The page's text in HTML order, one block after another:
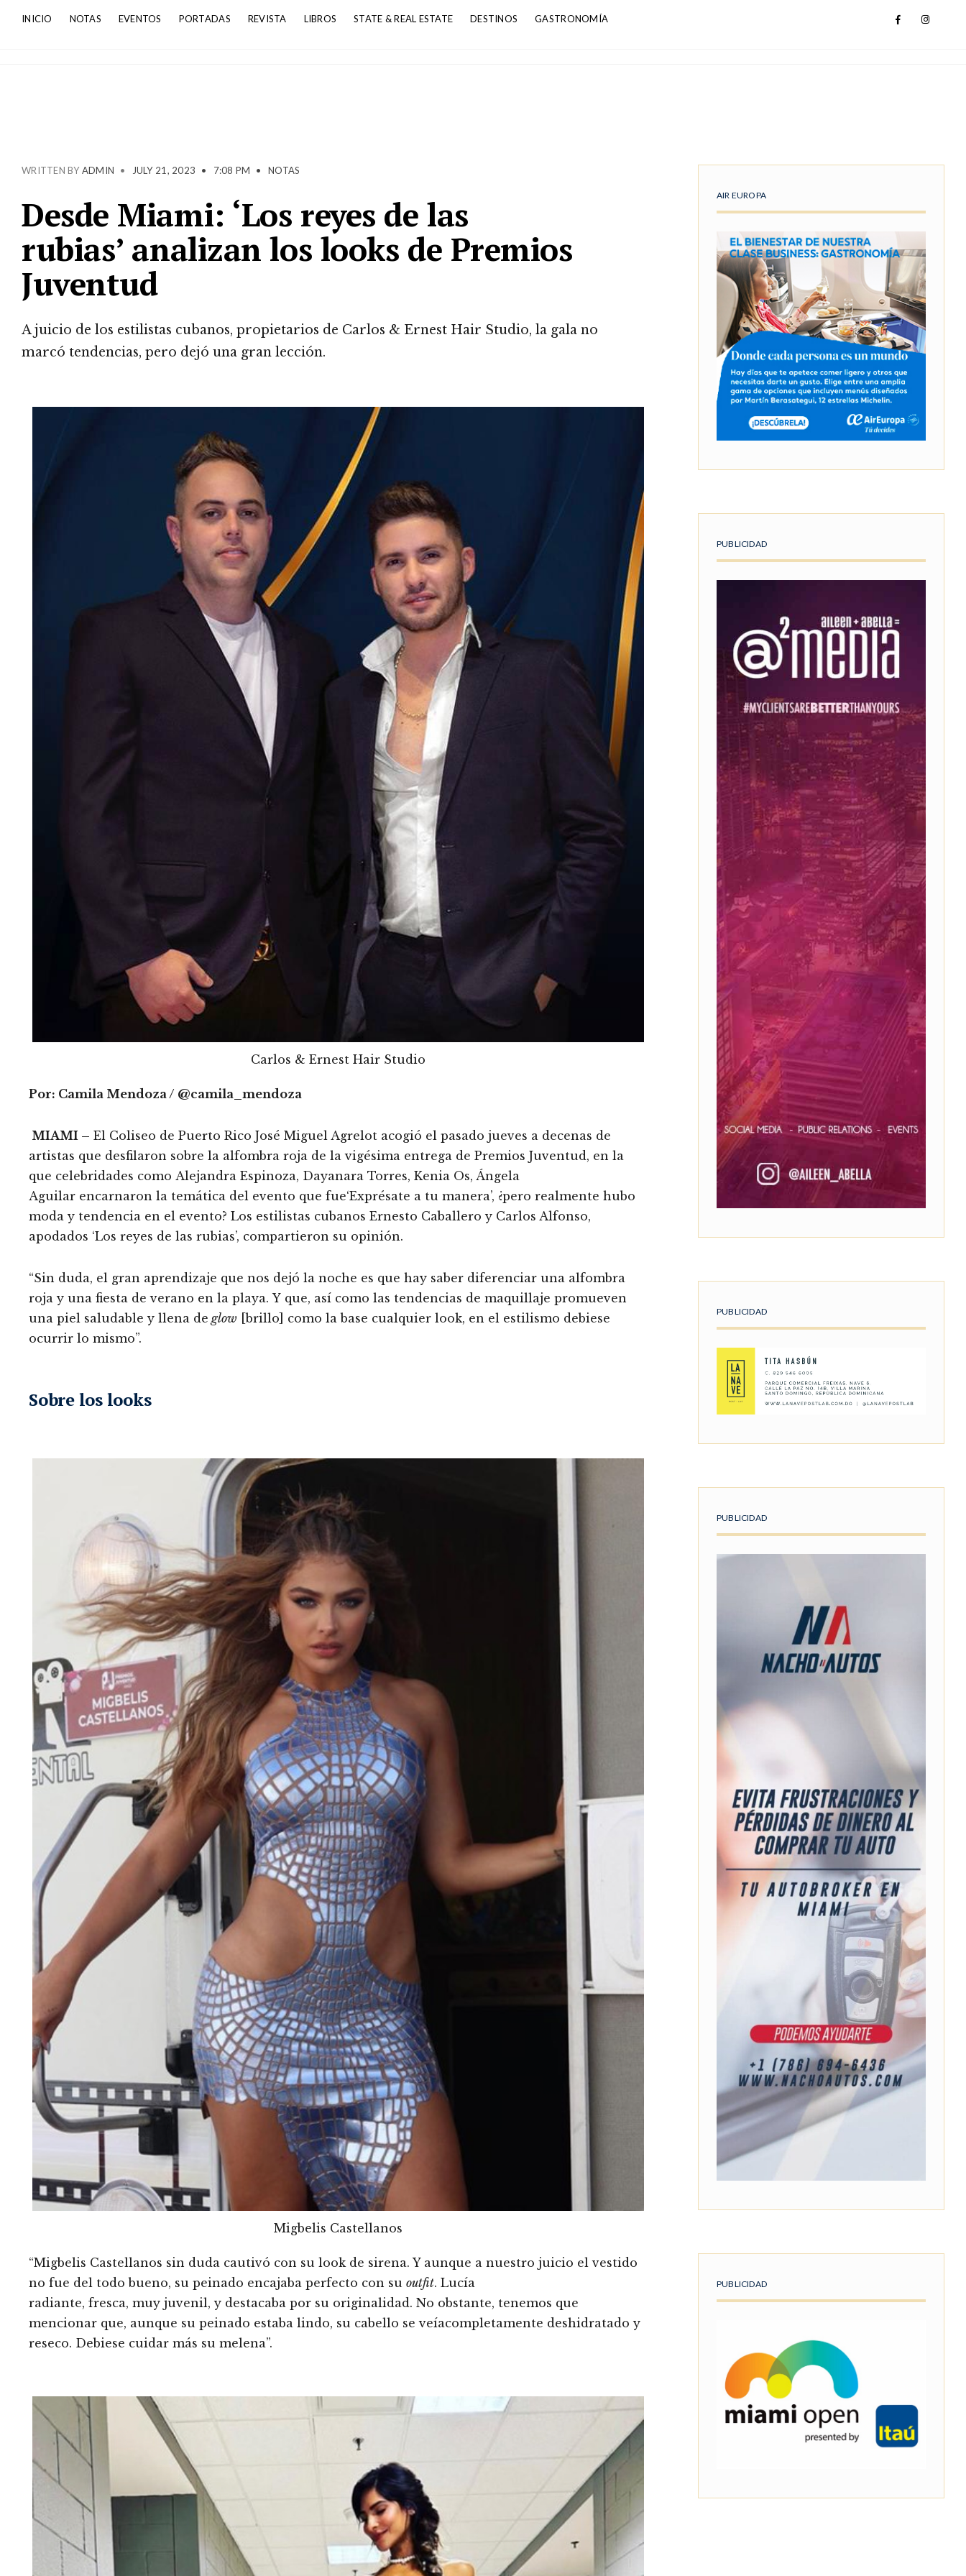
INICIO NOTAS EVENTOS PORTADAS REVISTA LIBROS STATE & REAL ESTATE DESTINOS GASTRONOMÍA
WRITTEN BY ADMIN • JULY 21, 2023 • 7:08 PM • NOTAS
Desde Miami: ‘Los reyes de las
rubias’ analizan los looks de Premios
Juventud
A juicio de los estilistas cubanos, propietarios de Carlos & Ernest Hair Studio, la gala no
marcó tendencias, pero dejó una gran lección.
Carlos & Ernest Hair Studio
Por: Camila Mendoza / @camila_mendoza
MIAMI – El Coliseo de Puerto Rico José Miguel Agrelot acogió el pasado jueves a decenas de
artistas que desfilaron sobre la alfombra roja de la vigésima entrega de Premios Juventud, en la
que celebridades como Alejandra Espinoza, Dayanara Torres, Kenia Os, Ángela
Aguilar encarnaron la temática del evento que fue‘Exprésate a tu manera’, ¿pero realmente hubo
moda y tendencia en el evento? Los estilistas cubanos Ernesto Caballero y Carlos Alfonso,
apodados ‘Los reyes de las rubias’, compartieron su opinión.
“Sin duda, el gran aprendizaje que nos dejó la noche es que hay saber diferenciar una alfombra
roja y una fiesta de verano en la playa. Y que, así como las tendencias de maquillaje promueven
una piel saludable y llena de glow [brillo] como la base cualquier look, en el estilismo debiese
ocurrir lo mismo”.
Sobre los looks
Migbelis Castellanos
“Migbelis Castellanos sin duda cautivó con su look de sirena. Y aunque a nuestro juicio el vestido
no fue del todo bueno, su peinado encajaba perfecto con su outfit. Lucía
radiante, fresca, muy juvenil, y destacaba por su originalidad. No obstante, tenemos que
mencionar que, aunque su peinado estaba lindo, su cabello se veíacompletamente deshidratado y
reseco. Debiese cuidar más su melena”.
AIR EUROPA
PUBLICIDAD
PUBLICIDAD
PUBLICIDAD
PUBLICIDAD